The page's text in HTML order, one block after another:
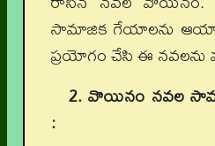
సామాజిక గేయాలను ఆయా
ప్రయోగం చేసి ఈ నవలను
2. వొయినం నవల
: